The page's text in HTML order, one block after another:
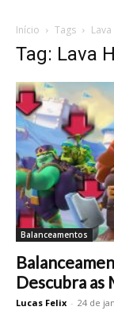
Início Tags
Tag: Lava
Balanceamentos
Descubra as
Lucas Felix - 24 de